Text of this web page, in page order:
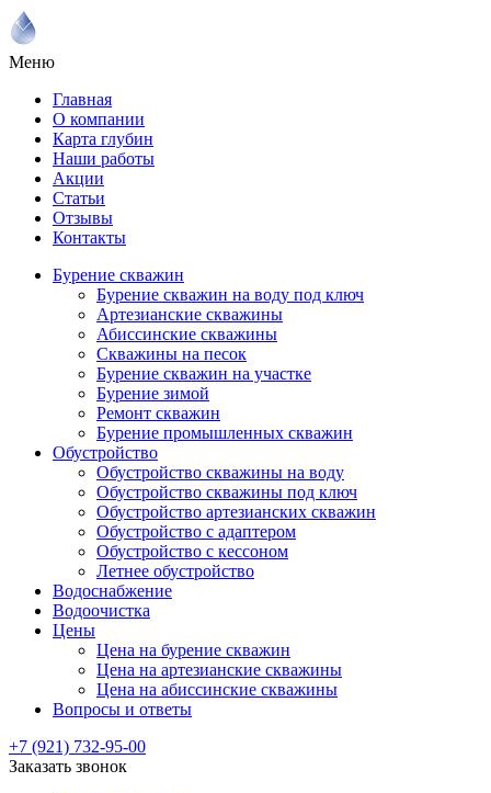
Меню
Главная
О компании
Карта глубин
Наши работы
Акции
Статьи
Отзывы
Контакты
Бурение скважин
Бурение скважин на воду под ключ
Артезианские скважины
Абиссинские скважины
Скважины на песок
Бурение скважин на участке
Бурение зимой
Ремонт скважин
Бурение промышленных скважин
Обустройство
Обустройство скважины на воду
Обустройство скважины под ключ
Обустройство артезианских скважин
Обустройство с адаптером
Обустройство с кессоном
Летнее обустройство
Водоснабжение
Водоочистка
Цены
Цена на бурение скважин
Цена на артезианские скважины
Цена на абиссинские скважины
Вопросы и ответы
+7 (921) 732-95-00
Заказать звонок